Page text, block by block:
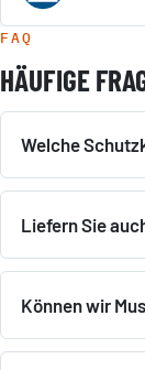
FAQ
HÄUFIGE
Welche
Liefern Sie
Können wir